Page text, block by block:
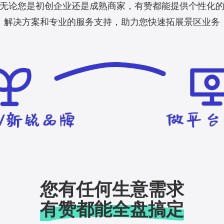
无论您是初创企业还是成熟商家，有赞都能提供个性化的
解决方案和专业的服务支持，助力您快速拓展景区业务
您有任何生意需求
有赞都能全盘搞定